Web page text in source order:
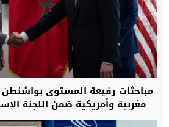
مباحثات رفيعة المستوى
مغربية وأمريكية ضمن اللجنة
البلدين